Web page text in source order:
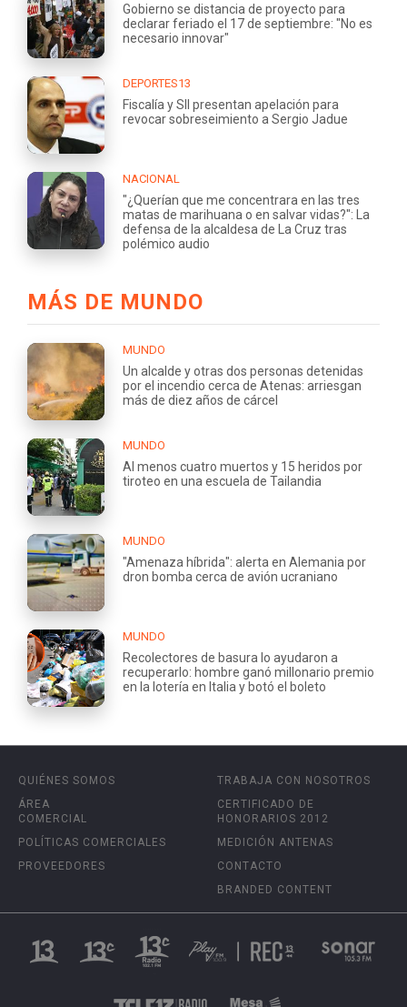
Gobierno se distancia de proyecto para
declarar feriado el 17 de septiembre: "No es
necesario innovar"
DEPORTES13
Fiscalía y SII presentan apelación para
revocar sobreseimiento a Sergio Jadue
NACIONAL
"¿Querían que me concentrara en las tres
matas de marihuana o en salvar vidas?": La
defensa de la alcaldesa de La Cruz tras
polémico audio
MÁS DE MUNDO
MUNDO
Un alcalde y otras dos personas detenidas
por el incendio cerca de Atenas: arriesgan
más de diez años de cárcel
MUNDO
Al menos cuatro muertos y 15 heridos por
tiroteo en una escuela de Tailandia
MUNDO
"Amenaza híbrida": alerta en Alemania por
dron bomba cerca de avión ucraniano
MUNDO
Recolectores de basura lo ayudaron a
recuperarlo: hombre ganó millonario premio
en la lotería en Italia y botó el boleto
QUIÉNES SOMOS
ÁREA
COMERCIAL
POLÍTICAS COMERCIALES
PROVEEDORES
TRABAJA CON NOSOTROS
CERTIFICADO DE
HONORARIOS 2012
MEDICIÓN ANTENAS
CONTACTO
BRANDED CONTENT